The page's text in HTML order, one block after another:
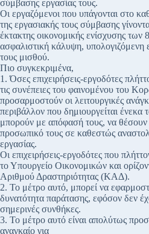
σύμβασης εργασίας τους.
Οι εργαζόμενοι που υπάγονται στο
της εργασιακής τους σύμβασης
έκτακτης οικονομικής ενίσχυσης
ασφαλιστική κάλυψη, υπολογιζόμενη
τους μισθού.
Πιο συγκεκριμένα,
1. Όσες επιχειρήσεις-εργοδότες
τις συνέπειες του φαινομένου του
προσαρμοστούν οι λειτουργικές
περιβάλλον που δημιουργείται ένεκα
μπορούν με απόφασή τους, να
προσωπικό τους σε καθεστώς
εργασίας.
Οι επιχειρήσεις-εργοδότες που
το Υπουργείο Οικονομικών και
Αριθμού Δραστηριότητας (ΚΑΔ).
2. Το μέτρο αυτό, μπορεί να
δυνατότητα παράτασης, εφόσον δεν
σημερινές συνθήκες.
3. Το μέτρο αυτό είναι απολύτως
αναγκαίο για